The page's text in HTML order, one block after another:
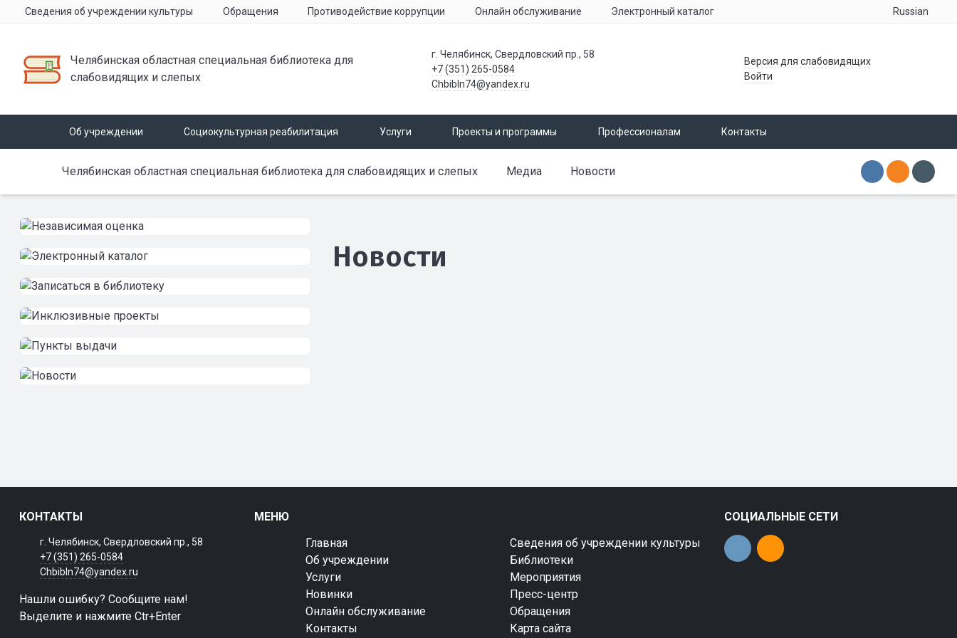
Сведения об учреждении культуры Обращения Противодействие коррупции Онлайн обслуживание Электронный каталог Russian
Челябинская областная специальная библиотека для
слабовидящих и слепых
г. Челябинск, Свердловский пр., 58
+7 (351) 265-0584
Chbibln74@yandex.ru
Версия для слабовидящих
Войти
Об учреждении Социокультурная реабилитация Услуги Проекты и программы Профессионалам Контакты
Челябинская областная специальная библиотека для слабовидящих и слепых Медиа Новости
Новости
КОНТАКТЫ
г. Челябинск, Свердловский пр., 58
+7 (351) 265-0584
Chbibln74@yandex.ru
Нашли ошибку? Сообщите нам!
Выделите и нажмите Ctr+Enter
МЕНЮ
Главная
Сведения об учреждении культуры
Об учреждении
Библиотеки
Услуги
Мероприятия
Новинки
Пресс-центр
Онлайн обслуживание
Обращения
Контакты
Карта сайта
СОЦИАЛЬНЫЕ СЕТИ